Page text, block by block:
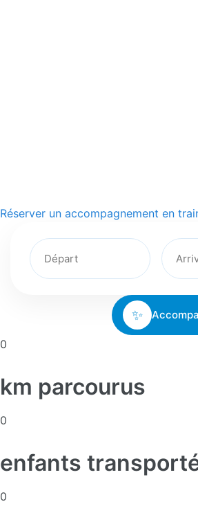
Réserver un accompagnement en
✨
0
km parcourus
0
enfants
0